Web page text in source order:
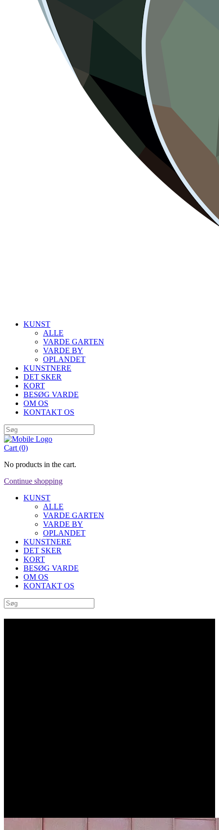
KUNST
ALLE
VARDE GARTEN
VARDE BY
OPLANDET
KUNSTNERE
DET SKER
KORT
BESØG VARDE
OM OS
KONTAKT OS
Cart (0)
No products in the cart.
Continue shopping
KUNST
ALLE
VARDE GARTEN
VARDE BY
OPLANDET
KUNSTNERE
DET SKER
KORT
BESØG VARDE
OM OS
KONTAKT OS